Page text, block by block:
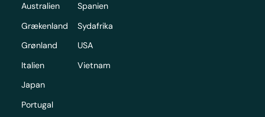
Australien
Grækenland
Grønland
Italien
Japan
Portugal
Spanien
Sydafrika
USA
Vietnam